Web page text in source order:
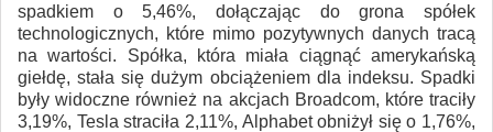
spadkiem o 5,46%, dołączając do grona spółek
technologicznych, które mimo pozytywnych danych tracą
na wartości. Spółka, która miała ciągnąć amerykańską
giełdę, stała się dużym obciążeniem dla indeksu. Spadki
były widoczne również na akcjach Broadcom, które traciły
3,19%, Tesla straciła 2,11%, Alphabet obniżył się o 1,76%,